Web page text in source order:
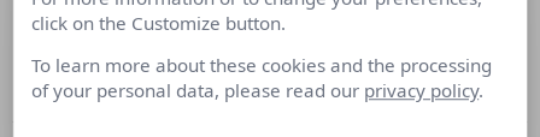
Les stratèges de la mobilité parviennent-ils à identifier les
de performance qu’ils se fixent en
click on the Customize button.
To learn more about these cookies and the processing
of your personal data, please read our privacy policy.